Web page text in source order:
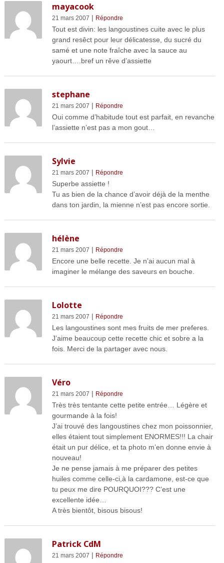
mayacook
21 mars 2007 | Répondre
Tout est divin: les langoustines cuite avec le plus
grand resêct pour leur délicatesse, du sucré du
samé et une note fraîche avec la sauce au
yaourt….bref un rêve d’assiette
stephane
21 mars 2007 | Répondre
Oui comme d’habitude tout est parfait, en revanche
l’assiette n’est pas a mon gout…
Sylvie
21 mars 2007 | Répondre
Superbe assiette !
Tu as bien de la chance d’avoir déjà de la menthe
dans ton jardin, la mienne n’est pas encore sortie.
hélène
21 mars 2007 | Répondre
Encore une belle recette. Je n’ai aucun mal à
imaginer le mélange des saveurs en bouche.
Lolotte
21 mars 2007 | Répondre
Les langoustines sont mes fruits de mer preferes.
J’aime beaucoup cette recette chic et sobre a la
fois. Merci de la partager avec nous.
Véro
21 mars 2007 | Répondre
Très très tentante cette petite entrée… Légère et
gourmande à la fois!
J’ai trouvé des langoustines chez mon poissonnier,
elles étaient tout simplement ENORMES!!! La chair
était un pur délice, et ta photo m’en donne envie à
nouveau!
Je ne pense jamais à me préparer des petites
huiles comme celle-ci,à la cardamone, est-ce que
tu peux me dire POURQUOI??? C’est une
excellente idée…
A très bientôt, bisous bisous!
Patrick CdM
21 mars 2007 | Répondre